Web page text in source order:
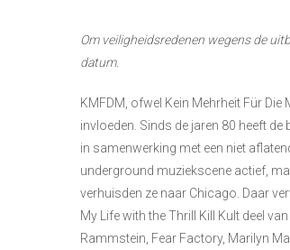
Om veiligheidsredenen wegens de
datum.
KMFDM, ofwel Kein Mehrheit Für
invloeden. Sinds de jaren 80 heeft
in samenwerking met een niet
underground muziekscene actief,
verhuisden ze naar Chicago. Daar
My Life with the Thrill Kill Kult deel
Rammstein, Fear Factory, Marilyn